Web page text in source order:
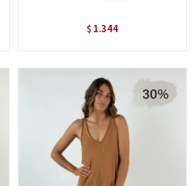
$ 1.344